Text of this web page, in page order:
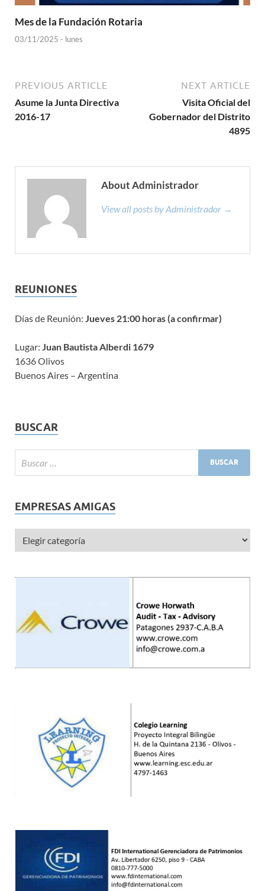
Mes de la Fundación Rotaria
03/11/2025 - lunes
PREVIOUS ARTICLE
Asume la Junta Directiva
2016-17
NEXT ARTICLE
Visita Oficial del
Gobernador del Distrito
4895
About Administrador
View all posts by Administrador →
REUNIONES
Días de Reunión: Jueves 21:00 horas (a confirmar)
Lugar: Juan Bautista Alberdi 1679
1636 Olivos
Buenos Aires – Argentina
BUSCAR
EMPRESAS AMIGAS